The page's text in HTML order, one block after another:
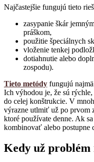
Najčastejšie fungujú tieto
zasypanie škár
práškom,
použitie špeciálnych
vloženie tenkej
dotiahnutie alebo
zospodu).
Tieto metódy fungujú
Ich výhodou je, že sú
do celej konštrukcie. V
výrazne utlmiť už po prvom
ktoré používate denne. Ak
kombinovať alebo postupne
Kedy už problém